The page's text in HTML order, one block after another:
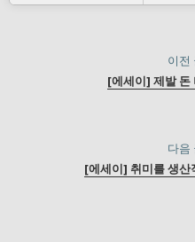
이전
[에세이] 제발 돈
다음
[에세이] 취미를 생산